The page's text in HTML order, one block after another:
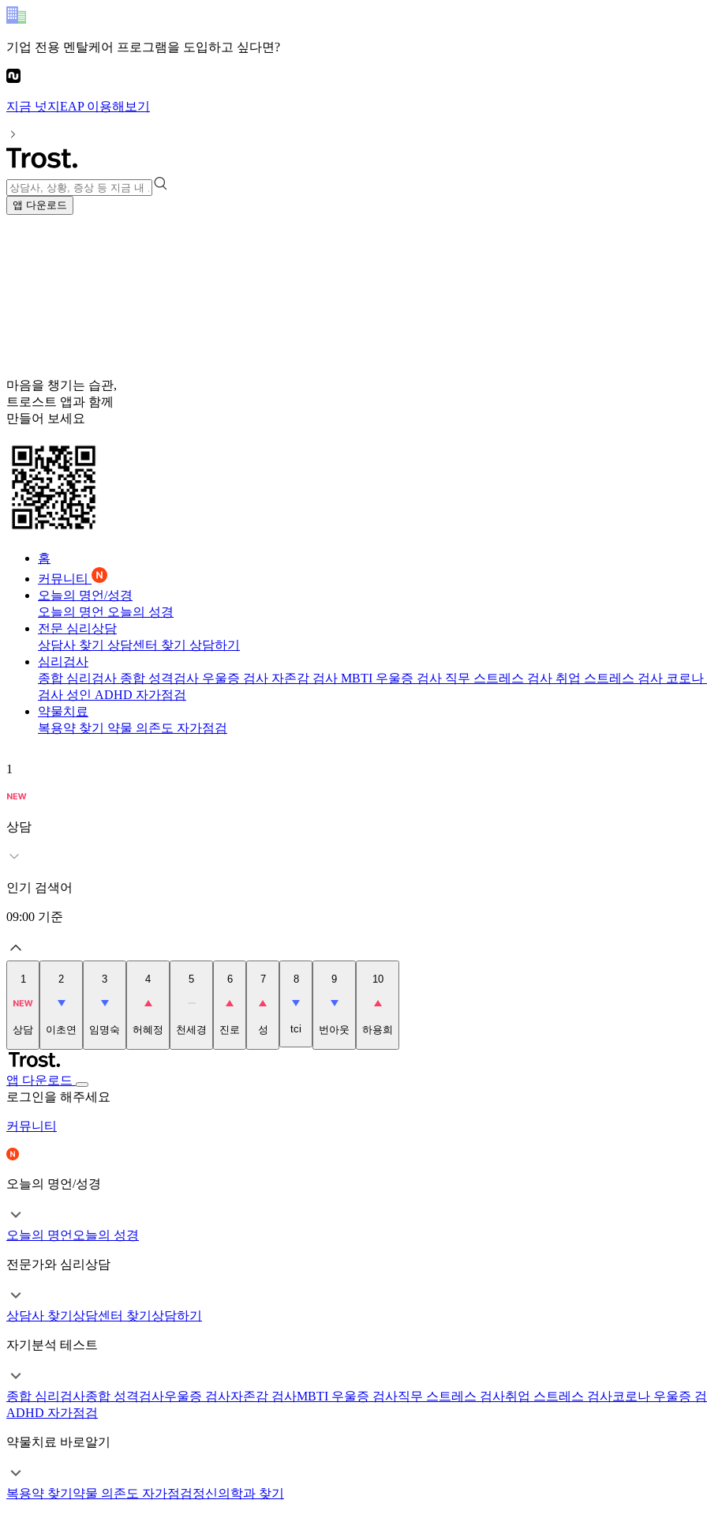
기업 전용 멘탈케어 프로그램을 도입하고 싶다면?
지금 넛지EAP이용해보기
앱 다운로드
마음을 챙기는 습관,
트로스트 앱과 함께
만들어 보세요
홈
커뮤니티
오늘의 명언/성경
오늘의 명언 오늘의 성경
전문 심리상담
상담사 찾기 상담센터 찾기 상담하기
심리검사
종합 심리검사 종합 성격검사 우울증 검사 자존감 검사 MBTI 우울증 검사 직무 스트레스 검사 취업 스트레스 검사 코로
검사 성인 ADHD 자가점검
약물치료
복용약 찾기 약물 의존도 자가점검
1
상담
인기 검색어
09:00 기준
1
상담
2
이초연
3
임명숙
4
허혜정
5
천세경
6
진로
7
성
8
tci
9
번아웃
10
하용희
앱 다운로드
로그인을 해주세요
커뮤니티
오늘의 명언/성경
오늘의 명언 오늘의 성경
전문가와 심리상담
상담사 찾기 상담센터 찾기 상담하기
자기분석 테스트
종합 심리검사종합 성격검사우울증 검사자존감 검사MBTI 우울증 검사직무 스트레스 검사취업 스트레스 검사코로나 우울증
ADHD 자가점검
약물치료 바로알기
복용약 찾기 약물 의존도 자가점검정신의학과 찾기